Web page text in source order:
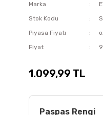
Marka
Stok Kodu
Piyasa Fiyatı
Fiyat
1.099,99 TL
Paspas Rengi